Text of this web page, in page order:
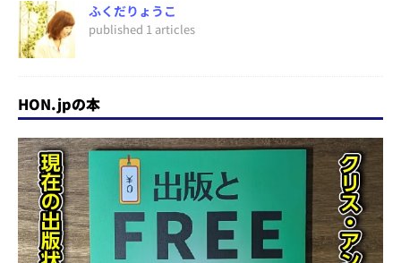
ふくだりょうこ
published 1 articles
HON.jpの本